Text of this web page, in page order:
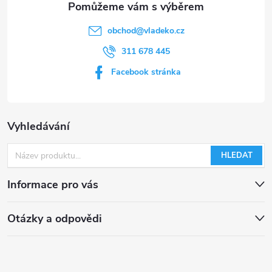
Vyhledávání
HLEDAT
Informace pro vás
Otázky a odpovědi
obchod@vladeko.cz
311 678 445
Facebook stránka